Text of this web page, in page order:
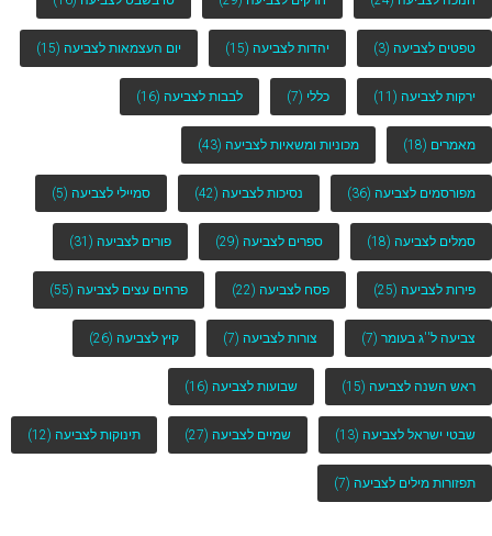
טפטים לצביעה (3) יהדות לצביעה (15) יום העצמאות לצביעה (15)
ירקות לצביעה (11) כללי (7) לבבות לצביעה (16)
מאמרים (18) מכוניות ומשאיות לצביעה (43)
מפורסמים לצביעה (36) נסיכות לצביעה (42) סמיילי לצביעה (5)
סמלים לצביעה (18) ספרים לצביעה (29) פורים לצביעה (31)
פירות לצביעה (25) פסח לצביעה (22) פרחים עצים לצביעה (55)
צביעה ל''ג בעומר (7) צורות לצביעה (7) קיץ לצביעה (26)
ראש השנה לצביעה (15) שבועות לצביעה (16)
שבטי ישראל לצביעה (13) שמיים לצביעה (27) תינוקות לצביעה (12)
תפזורות מילים לצביעה (7)